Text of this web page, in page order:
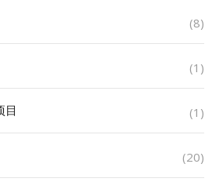
(8)
(1)
目 (1)
(20)